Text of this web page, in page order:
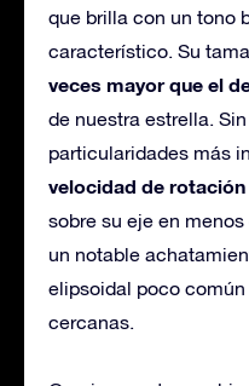
que brilla con un tono
característico. Su
veces mayor que el
de nuestra estrella.
particularidades más
velocidad de
sobre su eje en
un notable
elipsoidal poco
cercanas.